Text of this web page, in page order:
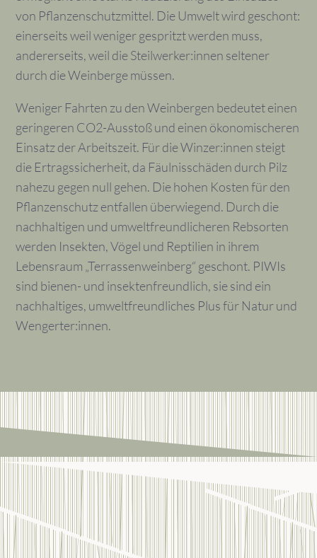
von Pflanzenschutzmittel. Die Umwelt wird geschont:
einerseits weil weniger gespritzt werden muss,
andererseits, weil die Steilwerker:innen seltener
durch die Weinberge müssen.
Weniger Fahrten zu den Weinbergen bedeutet einen
geringeren CO2-Ausstoß und einen ökonomischeren
Einsatz der Arbeitszeit. Für die Winzer:innen steigt
die Ertragssicherheit, da Fäulnisschäden durch Pilz
nahezu gegen null gehen. Die hohen Kosten für den
Pflanzenschutz entfallen überwiegend. Durch die
nachhaltigen und umweltfreundlicheren Rebsorten
werden Insekten, Vögel und Reptilien in ihrem
Lebensraum „Terrassenweinberg“ geschont. PIWIs
sind bienen- und insektenfreundlich, sie sind ein
nachhaltiges, umweltfreundliches Plus für Natur und
Wengerter:innen.